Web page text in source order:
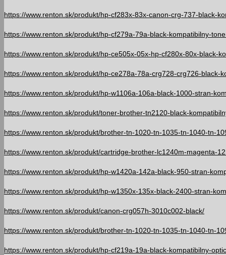
https://www.renton.sk/produkt/hp-cf283x-83x-canon-crg-737-black-
https://www.renton.sk/produkt/hp-cf279a-79a-black-kompatibilny-
https://www.renton.sk/produkt/hp-ce505x-05x-hp-cf280x-80x-black-
https://www.renton.sk/produkt/hp-ce278a-78a-crg728-crg726-black-
https://www.renton.sk/produkt/hp-w1106a-106a-black-1000-stran-
https://www.renton.sk/produkt/toner-brother-tn2120-black-
https://www.renton.sk/produkt/brother-tn-1020-tn-1035-tn-1040-tn-
https://www.renton.sk/produkt/cartridge-brother-lc1240m-magenta-
https://www.renton.sk/produkt/hp-w1420a-142a-black-950-stran-
https://www.renton.sk/produkt/hp-w1350x-135x-black-2400-stran-
https://www.renton.sk/produkt/canon-crg057h-3010c002-black/
https://www.renton.sk/produkt/brother-tn-1020-tn-1035-tn-1040-tn-
https://www.renton.sk/produkt/hp-cf219a-19a-black-kompatibilny-